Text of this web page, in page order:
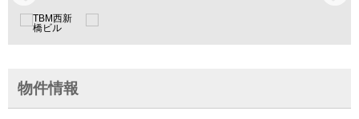
物件情報